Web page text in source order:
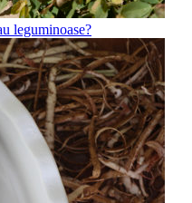
leguminoase?